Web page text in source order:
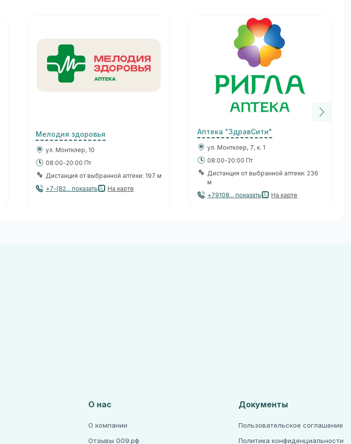
Мелодия здоровья
ул. Монтклер, 10
08:00-20:00 Пт
Дистанция от выбранной аптеки: 197 м
+7-(82... показать
На карте
Аптека "ЗдравСити"
ул. Монтклер, 7, к. 1
08:00-20:00 Пт
Дистанция от выбранной аптеки: 236
м
+79108... показать
На карте
О нас
О компании
Отзывы 009.рф
Документы
Пользовательское соглашение
Политика конфиденциальности